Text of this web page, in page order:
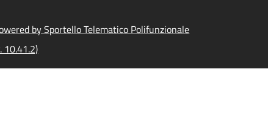
by Sportello Telematico Polifunzionale
10.41.2)